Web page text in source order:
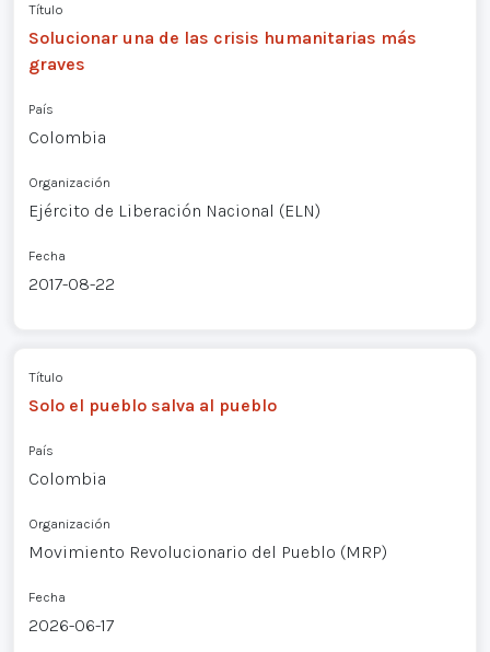
Título
Solucionar una de las crisis humanitarias más
graves
País
Colombia
Organización
Ejército de Liberación Nacional (ELN)
Fecha
2017-08-22
Título
Solo el pueblo salva al pueblo
País
Colombia
Organización
Movimiento Revolucionario del Pueblo (MRP)
Fecha
2026-06-17